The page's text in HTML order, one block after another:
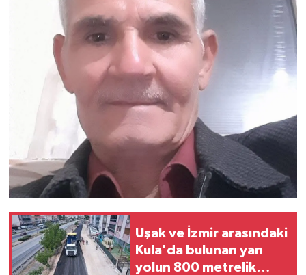
Uşak ve İzmir arasındaki
Kula'da bulunan yan
yolun 800 metrelik